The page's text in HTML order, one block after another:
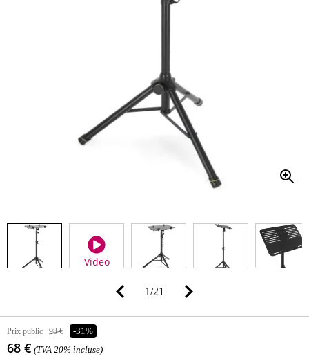
Video
1/21
Prix public 98 € -31%
68 € (TVA 20% incluse)